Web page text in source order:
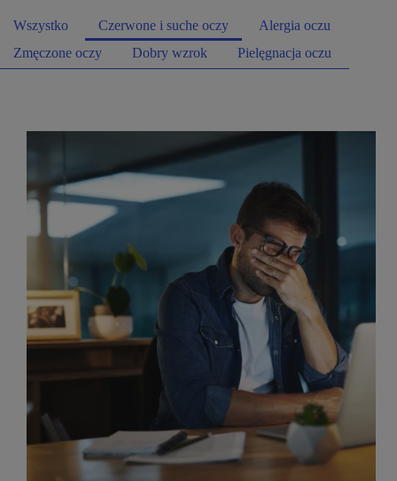
Wszystko Czerwone i suche oczy
Alergia oczu
Zmęczone oczy
Dobry wzrok Pielęgnacja oczu